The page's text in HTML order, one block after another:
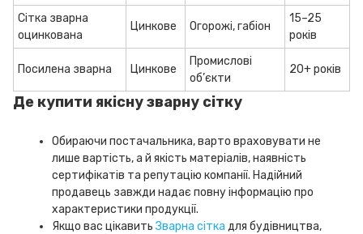
Сітка зварна
оцинкована
Цинкове Огорожі, габіон
15–25
років
Посилена зварна Цинкове
Промислові
об’єкти
20+ років
Де купити якісну зварну сітку
Обираючи постачальника, варто враховувати не
лише вартість, а й якість матеріалів, наявність
сертифікатів та репутацію компанії. Надійний
продавець завжди надає повну інформацію про
характеристики продукції.
Якщо вас цікавитьЗварна сітка для будівництва,